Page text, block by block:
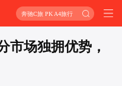
奔驰C旅 PK A4旅行
市场独拥优势，